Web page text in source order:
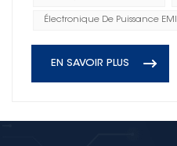
Électronique De Puissance EMI
EN SAVOIR PLUS